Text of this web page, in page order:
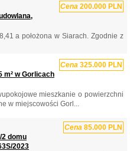
Cena 200.000 PLN
a położona w Siarach. Zgodnie z
Cena 325.000 PLN
m² w Gorlicach
mieszkanie o powierzchni
w miejscowości Gorl...
Cena 85.000 PLN
2 domu
2023